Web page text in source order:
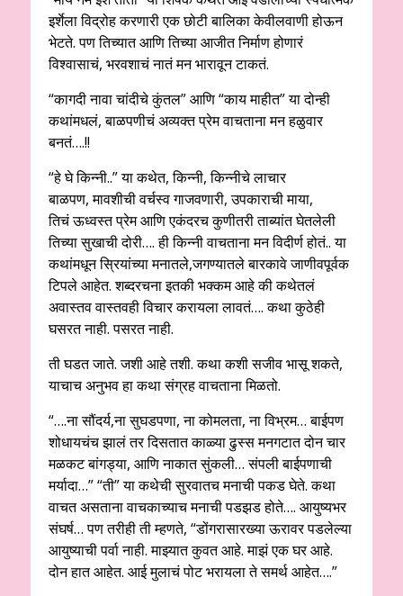
इर्शेला विद्रोह करणारी एक छोटी बालिका केवीलवाणी होऊन
भेटते. पण तिच्यात आणि तिच्या आजीत निर्माण होणारं
विश्वासाचं, भरवशाचं नातं मन भारावून टाकतं.
“कागदी नावा चांदीचे कुंतल” आणि “काय माहीत” या दोन्ही
कथांमधलं, बाळपणीचं अव्यक्त प्रेम वाचताना मन हळुवार
बनतं….!!
“हे घे किन्नी..” या कथेत, किन्नी, किन्नीचे लाचार
बाळपण, मावशीची वर्चस्व गाजवणारी, उपकाराची माया,
तिचं ऊध्वस्त प्रेम आणि एकंदरच कुणीतरी ताब्यांत घेतलेली
तिच्या सुखाची दोरी…. ही किन्नी वाचताना मन विदीर्ण होतं.. या
कथांमधून स्रियांच्या मनातले,जगण्यातले बारकावे जाणीवपूर्वक
टिपले आहेत. शब्दरचना इतकी भक्कम आहे की कथेतलं
अवास्तव वास्तवही विचार करायला लावतं…. कथा कुठेही
घसरत नाही. पसरत नाही.
ती घडत जाते. जशी आहे तशी. कथा कशी सजीव भासू शकते,
याचाच अनुभव हा कथा संग्रह वाचताना मिळतो.
“….ना सौंदर्य,ना सुघडपणा, ना कोमलता, ना विभ्रम… बाईपण
शोधायचंच झालं तर दिसतात काळ्या ढुस्स मनगटात दोन चार
मळकट बांगड्या, आणि नाकात सुंकली… संपली बाईपणाची
मर्यादा…” “ती” या कथेची सुरवातच मनाची पकड घेते. कथा
वाचत असताना वाचकाच्याच मनाची पडझड होते…. आयुष्यभर
संघर्ष… पण तरीही ती म्हणते, “डोंगरासारख्या ऊरावर पडलेल्या
आयुष्याची पर्वा नाही. माझ्यात कुवत आहे. माझं एक घर आहे.
दोन हात आहेत. आई मुलाचं पोट भरायला ते समर्थ आहेत….”